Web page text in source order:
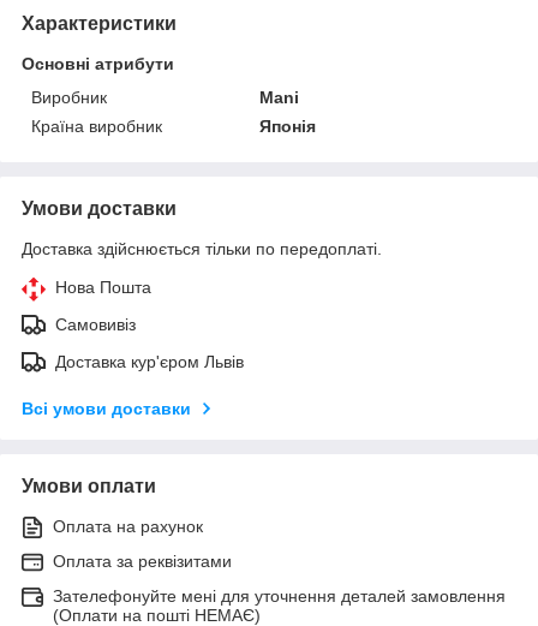
Характеристики
Основні атрибути
Виробник
Mani
Країна виробник
Японія
Умови доставки
Доставка здійснюється тільки по передоплаті.
Нова Пошта
Самовивіз
Доставка кур'єром Львів
Всі умови доставки
Умови оплати
Оплата на рахунок
Оплата за реквізитами
Зателефонуйте мені для уточнення деталей замовлення
(Оплати на пошті НЕМАЄ)